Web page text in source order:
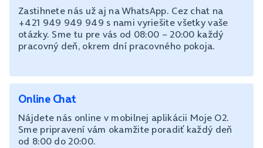
Zastihnete nás už aj na WhatsApp. Cez chat na
+421 949 949 949 s nami vyriešite všetky vaše
otázky. Sme tu pre vás od 08:00 – 20:00 každý
pracovný deň, okrem dní pracovného pokoja.
Online Chat
Nájdete nás online v mobilnej aplikácii Moje O2.
Sme pripravení vám okamžite poradiť každý deň
od 8:00 do 20:00.